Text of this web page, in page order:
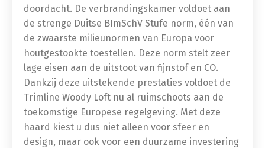
doordacht. De verbrandingskamer voldoet aan
de strenge Duitse BImSchV Stufe norm, één van
de zwaarste milieunormen van Europa voor
houtgestookte toestellen. Deze norm stelt zeer
lage eisen aan de uitstoot van fijnstof en CO.
Dankzij deze uitstekende prestaties voldoet de
Trimline Woody Loft nu al ruimschoots aan de
toekomstige Europese regelgeving. Met deze
haard kiest u dus niet alleen voor sfeer en
design, maar ook voor een duurzame investering